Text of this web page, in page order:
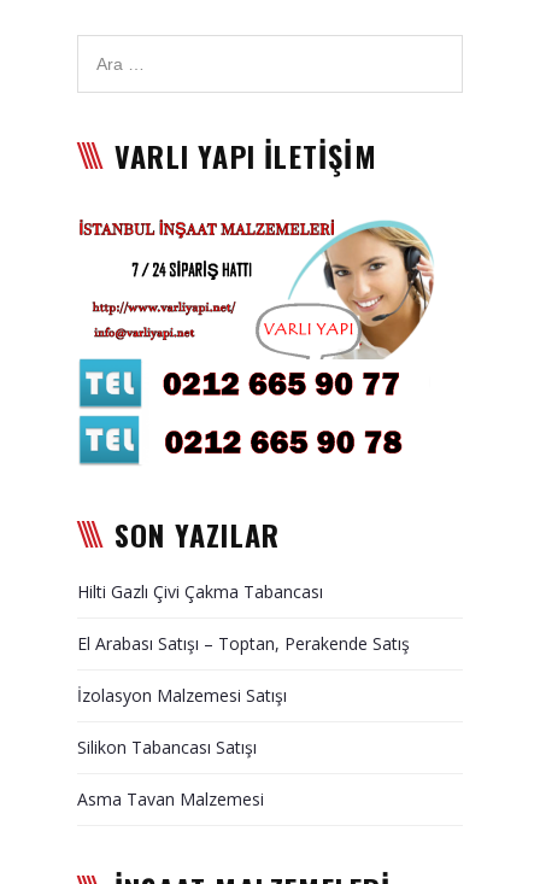
Satışı
Asma Tavan Malzemesi
Asma Tavan Karolam
Malzeme Satışı
Alçıpan malzemesi satışı
Sandviç Panel Malzemesi
Satışı
Asma Tavan Malzemesi
Kaplama
BİZE ULAŞIN
VARLI YAPI İLETİŞİM
SON YAZILAR
Hilti Gazlı Çivi Çakma Tabancası
El Arabası Satışı – Toptan, Perakende Satış
İzolasyon Malzemesi Satışı
Silikon Tabancası Satışı
Asma Tavan Malzemesi